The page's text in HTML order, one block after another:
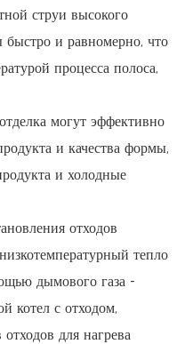
струи высокого
быстро и равномерно, что
процесса полоса,
могут эффективно
и качества формы,
и холодные
отходов
тепло
дымового газа -
котел с отходом,
отходов для нагрева